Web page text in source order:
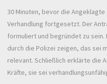
30 Minuten, bevor die
Verhandlung fortgesetzt. Der
formuliert und begründet zu sein.
durch die Polizei zeigen, das sei
relevant. Schließlich erklärte die
Kräfte, sie sei